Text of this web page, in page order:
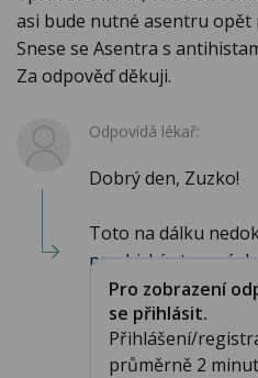
asi bude nutné asentru opět
Snese se Asentra s
Za odpověď děkuji.
Odpovídá lékař:
Dobrý den, Zuzko!
Toto na dálku
psychický stav má
Pro zobrazení
se přihlásit.
Přihlášení/
průměrně 2